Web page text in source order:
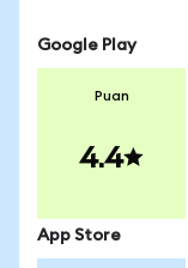
Google Play
Puan
4.4
App Store